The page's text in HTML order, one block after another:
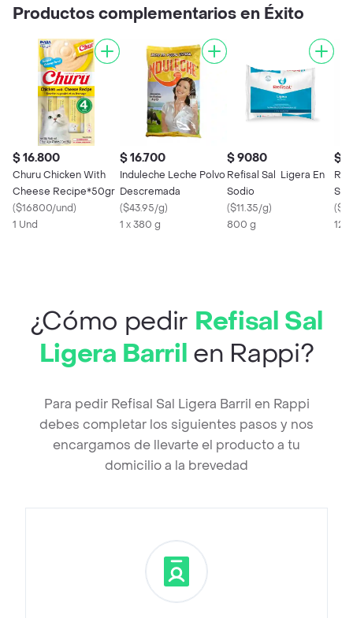
Productos complementarios en Éxito
$ 16.800
Churu Chicken With
Cheese Recipe*50gr
($16800/und)
1 Und
$ 16.700
Induleche Leche Polvo
Descremada
($43.95/g)
1 x 380 g
$ 9080
Refisal Sal Ligera En
Sodio
($11.35/g)
800 g
$
(
120
¿Cómo pedir Refisal Sal
Ligera Barril en Rappi?
Para pedir Refisal Sal Ligera Barril en Rappi
debes completar los siguientes pasos y nos
encargamos de llevarte el producto a tu
domicilio a la brevedad